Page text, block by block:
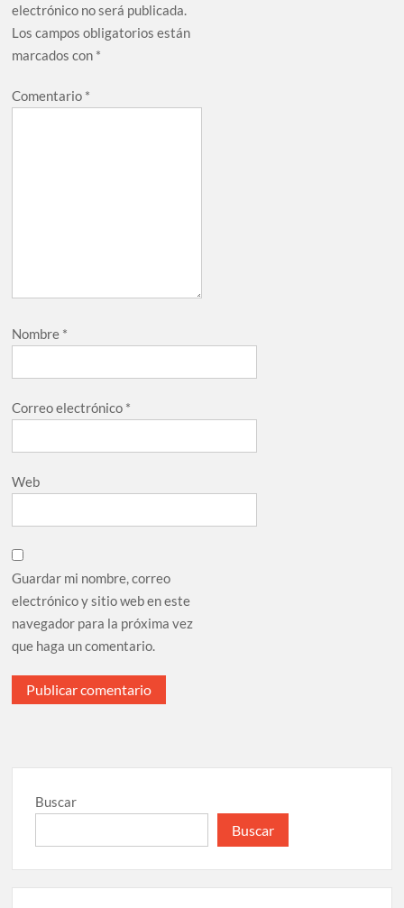
electrónico no será publicada.
Los campos obligatorios están
marcados con *
Comentario *
Nombre *
Correo electrónico *
Web
Guardar mi nombre, correo
electrónico y sitio web en este
navegador para la próxima vez
que haga un comentario.
Buscar
Buscar